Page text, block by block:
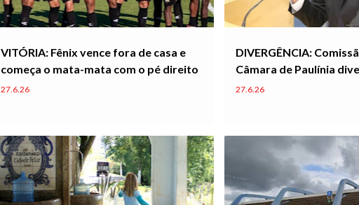
VITÓRIA: Fênix vence fora de casa e
começa o mata-mata com o pé direito
27.6.26
DIVERGÊNCIA:
Câmara de Paulínia
contas da gestão Du
27.6.26